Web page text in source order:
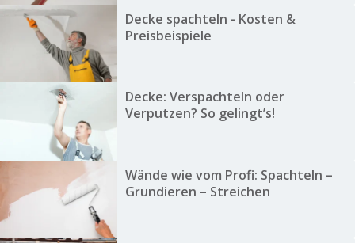
Decke spachteln - Kosten &
Preisbeispiele
Decke: Verspachteln oder
Verputzen? So gelingt’s!
Wände wie vom Profi: Spachteln –
Grundieren – Streichen